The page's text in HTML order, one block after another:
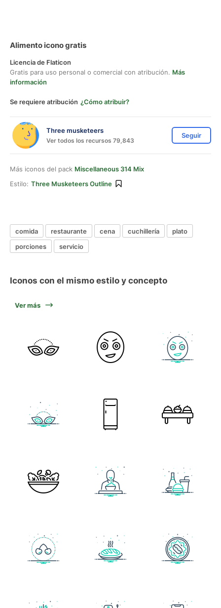
Alimento icono gratis
Licencia de Flaticon
Gratis para uso personal o comercial con atribución. Más
información
Se requiere atribución ¿Cómo atribuir?
Three musketeers
Ver todos los recursos 79,843
Seguir
Más iconos del pack Miscellaneous 314 Mix
Estilo: Three Musketeers Outline
comida restaurante cena cuchillería
plato
porciones
servicio
Iconos con el mismo estilo y concepto
Ver más